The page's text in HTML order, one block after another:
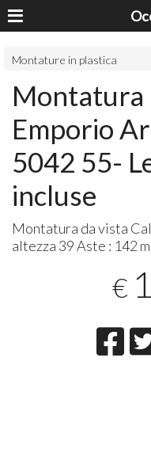
Montature in plastica
Montatura
Emporio
5042 55-
incluse
Montatura da vista
altezza 39 Aste : 142
€